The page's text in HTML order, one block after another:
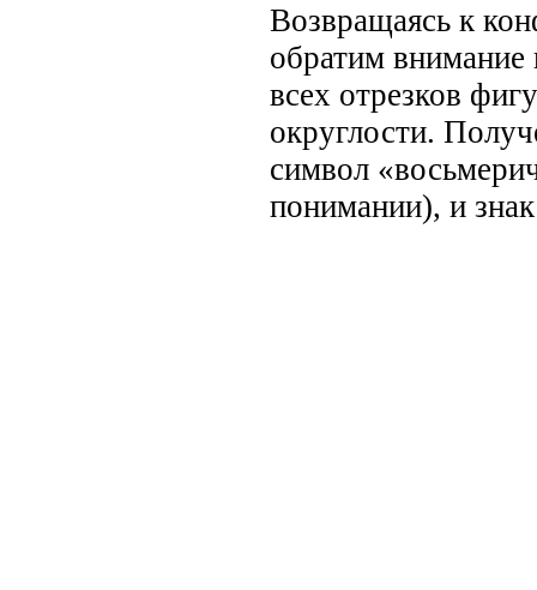
Возвращаясь к
обратим внимание
всех отрезков
округлости.
символ
понимании), и